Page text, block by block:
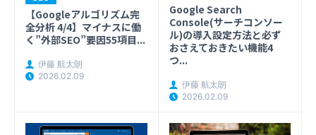
【Googleアルゴリズム完
全分析 4/4】マイナスに働
く”外部SEO”要因55項目...
伊藤 航太朗
2026.02.09
Google Search
Console(サーチコンソー
ル)の導入設定方法と必ず
おさえておきたい機能4
つ...
伊藤 航太朗
2026.02.09